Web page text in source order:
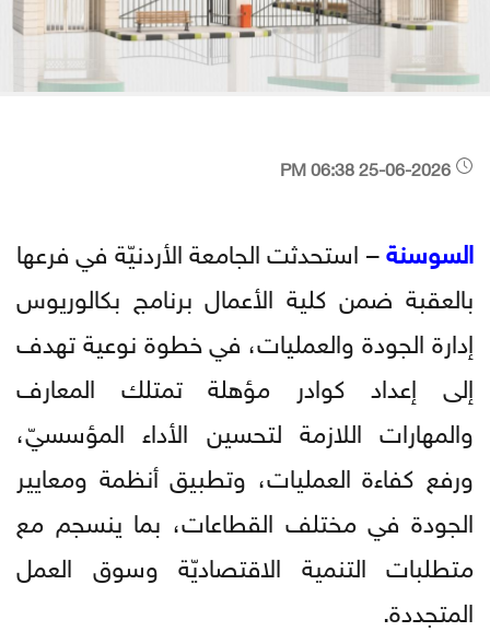
السوسنة– استحدثت الجامعة الأردنيّة في فرعها
بالعقبة ضمن كلية الأعمال برنامج بكالوريوس
إدارة الجودة والعمليات، في خطوة نوعية تهدف
إلى إعداد كوادر مؤهلة تمتلك المعارف
والمهارات اللازمة لتحسين الأداء المؤسسيّ،
ورفع كفاءة العمليات، وتطبيق أنظمة ومعايير
الجودة في مختلف القطاعات، بما ينسجم مع
متطلبات التنمية الاقتصاديّة وسوق العمل
المتجددة.